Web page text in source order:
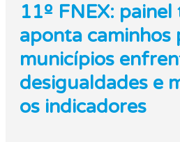
11º FNEX:
aponta caminhos
municípios
desigualdades e
os indicadores